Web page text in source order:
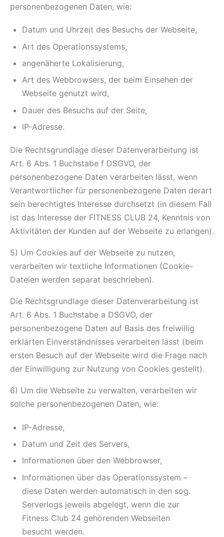
personenbezogenen Daten, wie:
Datum und Uhrzeit des Besuchs der Webseite,
Art des Operationssystems,
angenäherte Lokalisierung,
Art des Webbrowsers, der beim Einsehen der
Webseite genutzt wird,
Dauer des Besuchs auf der Seite,
IP-Adresse.
Die Rechtsgrundlage dieser Datenverarbeitung ist
Art. 6 Abs. 1 Buchstabe f DSGVO, der
personenbezogene Daten verarbeiten lässt, wenn
Verantwortlicher für personenbezogene Daten derart
sein berechtigtes Interesse durchsetzt (in diesem Fall
ist das Interesse der FITNESS CLUB 24, Kenntnis von
Aktivitäten der Kunden auf der Webseite zu erlangen).
5) Um Cookies auf der Webseite zu nutzen,
verarbeiten wir textliche Informationen (Cookie-
Dateien werden separat beschrieben).
Die Rechtsgrundlage dieser Datenverarbeitung ist
Art. 6 Abs. 1 Buchstabe a DSGVO, der
personenbezogene Daten auf Basis des freiwillig
erklärten Einverständnisses verarbeiten lässt (beim
ersten Besuch auf der Webseite wird die Frage nach
der Einwilligung zur Nutzung von Cookies gestellt).
6) Um die Webseite zu verwalten, verarbeiten wir
solche personenbezogenen Daten, wie:
IP-Adresse,
Datum und Zeit des Servers,
Informationen über den Webbrowser,
Informationen über das Operationssystem –
diese Daten werden automatisch in den sog.
Serverlogs jeweils abgelegt, wenn die zur
Fitness Club 24 gehörenden Webseiten
besucht werden.